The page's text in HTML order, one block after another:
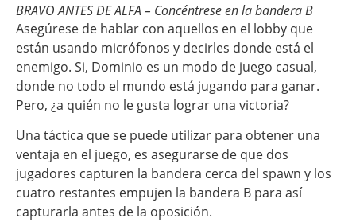
BRAVO ANTES DE ALFA – Concéntrese en la bandera B
Asegúrese de hablar con aquellos en el lobby que
están usando micrófonos y decirles donde está el
enemigo. Si, Dominio es un modo de juego casual,
donde no todo el mundo está jugando para ganar.
Pero, ¿a quién no le gusta lograr una victoria?
Una táctica que se puede utilizar para obtener una
ventaja en el juego, es asegurarse de que dos
jugadores capturen la bandera cerca del spawn y los
cuatro restantes empujen la bandera B para así
capturarla antes de la oposición.